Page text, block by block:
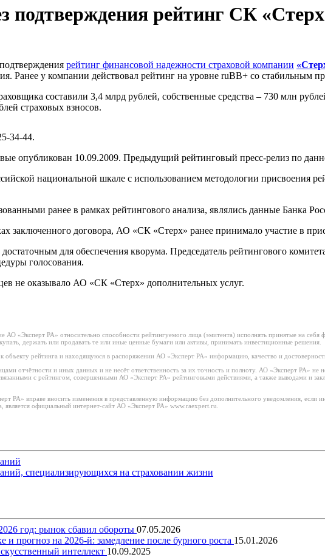
подтверждения рейтинг СК
рейтинг финансовой надежности страховой компании
Ранее у компании действовал рейтинг на уровне ruBB+ со стабильным
составили 3,4 млрд рублей, собственные средства – 730 млн
страховых взносов.
34-44.
опубликован 10.09.2009. Предыдущий рейтинговый пресс-релиз по
национальной шкале с использованием методологии присвоения
ранее в рамках рейтингового анализа, являлись данные Банка
заключенного договора, АО «СК «Стерх» ранее принимало участие в
для обеспечения кворума. Председатель рейтингового
голосования.
не оказывало АО «СК «Стерх» дополнительных услуг.
«Эксперт РА» относительно способности рейтингуемого лица (эмитента) исполнять принятые на себя
держать или продавать те или иные ценные бумаги или активы, принимать инвестиционные решения.
рейтинга и находящуюся в распоряжении АО «Эксперт РА» информацию, качество и
отчётности и иных данных и не несёт ответственность за их точность и полноту. АО «Эксперт РА» не
с рейтингом, совершенными АО «Эксперт РА» рейтинговыми действиями, а также выводами и
РА» вправе вносить изменения в представленную информацию без дополнительного уведомления, если
официальный интернет-сайт АО «Эксперт РА» www.raexpert.ru.
специализирующихся на страховании жизни
год: рынок сбавил обороты 07.05.2026
прогноз на 2026-й: замедление после бурного роста 15.01.2026
интеллект 10.09.2025